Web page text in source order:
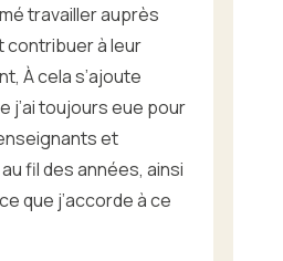
travailler auprès
contribuer à leur
À cela s’ajoute
j’ai toujours eue pour
et
fil des années, ainsi
que j’accorde à ce